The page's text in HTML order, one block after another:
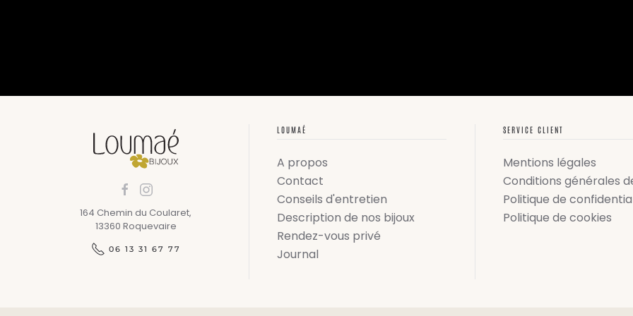
164 Chemin du Coularet,
13360 Roquevaire
06 13 31 67 77
LOUMAÉ
A propos
Contact
Conseils d'entretien
Description de nos bijoux
Rendez-vous privé
Journal
SERVICE CLIENT
Mentions légales
Conditions générales
Politique de
Politique de cookies